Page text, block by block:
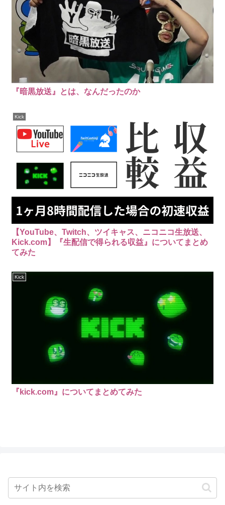
『暗黒放送』とは、なんだったのか
Kick
【YouTube、Twitch、ツイキャス、ニコニコ生放送、
Kick.com】『生配信で得られる収益』についてまとめ
てみた
Kick
『kick.com』についてまとめてみた